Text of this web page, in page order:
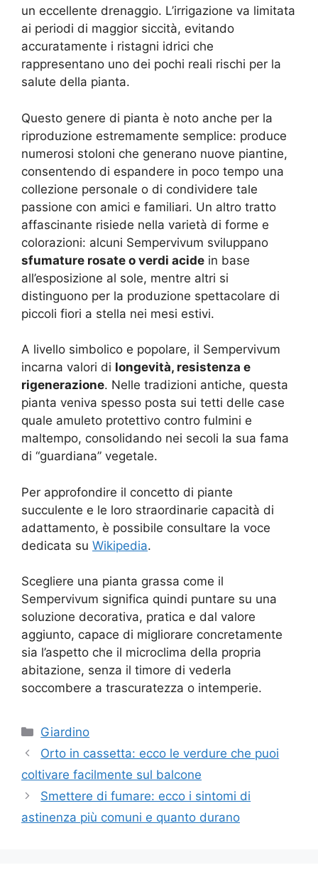
un eccellente drenaggio. L’irrigazione va limitata
ai periodi di maggior siccità, evitando
accuratamente i ristagni idrici che
rappresentano uno dei pochi reali rischi per la
salute della pianta.
Questo genere di pianta è noto anche per la
riproduzione estremamente semplice: produce
numerosi stoloni che generano nuove piantine,
consentendo di espandere in poco tempo una
collezione personale o di condividere tale
passione con amici e familiari. Un altro tratto
affascinante risiede nella varietà di forme e
colorazioni: alcuni Sempervivum sviluppano
sfumature rosate o verdi acide in base
all’esposizione al sole, mentre altri si
distinguono per la produzione spettacolare di
piccoli fiori a stella nei mesi estivi.
A livello simbolico e popolare, il Sempervivum
incarna valori di longevità, resistenza e
rigenerazione. Nelle tradizioni antiche, questa
pianta veniva spesso posta sui tetti delle case
quale amuleto protettivo contro fulmini e
maltempo, consolidando nei secoli la sua fama
di “guardiana” vegetale.
Per approfondire il concetto di piante
succulente e le loro straordinarie capacità di
adattamento, è possibile consultare la voce
dedicata su Wikipedia.
Scegliere una pianta grassa come il
Sempervivum significa quindi puntare su una
soluzione decorativa, pratica e dal valore
aggiunto, capace di migliorare concretamente
sia l’aspetto che il microclima della propria
abitazione, senza il timore di vederla
soccombere a trascuratezza o intemperie.
Categorie
Giardino
Orto in cassetta: ecco le verdure che puoi
coltivare facilmente sul balcone
Smettere di fumare: ecco i sintomi di
astinenza più comuni e quanto durano